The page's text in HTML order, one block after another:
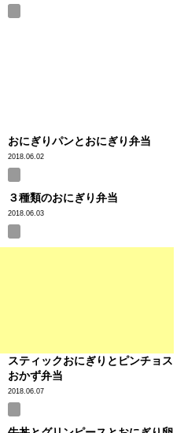
おにぎりパンとおにぎり弁当
2018.06.02
３種類のおにぎり弁当
2018.06.03
スティックおにぎりとピンチョス
おかず弁当
2018.06.07